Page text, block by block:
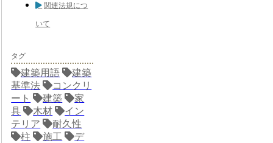
関連法規につ
いて
タグ
建築用語
建築
基準法
コンクリ
ート
建築
家
具
木材
イン
テリア
耐久性
柱
施工
デ